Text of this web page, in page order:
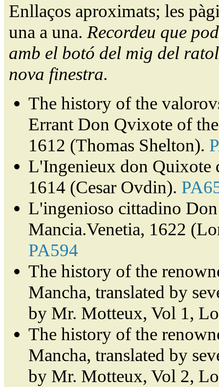
Enllaços aproximats; les
una a una. Recordeu que
amb el botó del mig del
nova finestra.
The history of the
Errant Don Qvixote of
1612 (Thomas Shelton).
L'Ingenieux don Quixote
1614 (Cesar Ovdin).
L'ingenioso cittadino
Mancia.Venetia, 1622
PA594
The history of the
Mancha, translated by
by Mr. Motteux, Vol 1,
The history of the
Mancha, translated by
by Mr. Motteux, Vol 2,